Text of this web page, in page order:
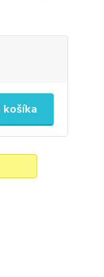
košíka